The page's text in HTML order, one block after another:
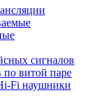
сигналов
по витой паре
Fi наушники